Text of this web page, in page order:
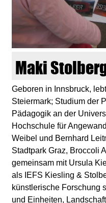
e
k
u
n
s
Maki
Geboren in Innsbruck,
Steiermark; Studium der
Pädagogik an der
Hochschule für
Weibel und Bernhard
Stadtpark Graz, Broccoli
gemeinsam mit Ursula
als IEFS Kiesling &
künstlerische Forschung
und Einheiten,